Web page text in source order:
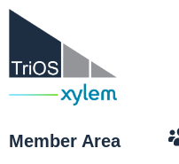
Member Area